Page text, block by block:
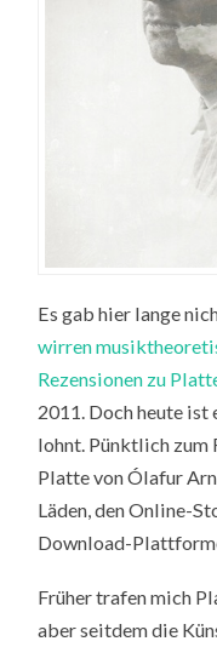
Es gab hier lange
wirren
Rezensionen zu
2011. Doch heute ist
lohnt. Pünktlich zum
Platte von Ólafur
Läden, den Online-
Download-
Früher trafen mich
aber seitdem die